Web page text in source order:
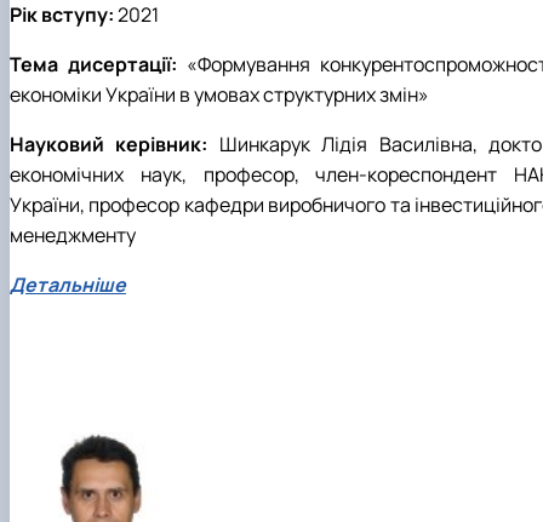
Рік вступу:2021
Тема дисертації: «Формування
економіки України в умовах структурних змін»
Науковий керівник: Шинкарук Лідія Василівна,
економічних наук, професор, член-кореспондент
України, професор кафедри виробничого та
менеджменту
Детальніше